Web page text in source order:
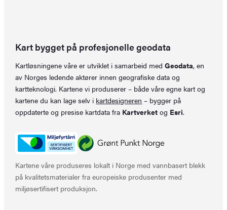
Kart bygget på profesjonelle geodata
Kartløsningene våre er utviklet i samarbeid medGeodata, en
av Norges ledende aktører innen geografiske data og
kartteknologi. Kartene vi produserer – både våre egne kart og
kartene du kan lage selv i kartdesigneren – bygger på
oppdaterte og presise kartdata fra Kartverket og Esri.
Kartene våre produseres lokalt i Norge med vannbasert blekk
på kvalitetsmaterialer fra europeiske produsenter med
miljøsertifisert produksjon.